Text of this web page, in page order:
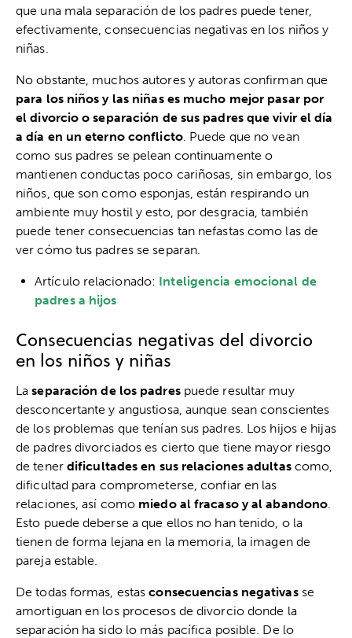
que una mala separación de los padres puede tener,
efectivamente, consecuencias negativas en los niños y
niñas.
No obstante, muchos autores y autoras confirman que
para los niños y las niñas es mucho mejor pasar por
el divorcio o separación de sus padres que vivir el día
a día en un eterno conflicto. Puede que no vean
como sus padres se pelean continuamente o
mantienen conductas poco cariñosas, sin embargo, los
niños, que son como esponjas, están respirando un
ambiente muy hostil y esto, por desgracia, también
puede tener consecuencias tan nefastas como las de
ver cómo tus padres se separan.
Artículo relacionado: Inteligencia emocional de
padres a hijos
Consecuencias negativas del divorcio
en los niños y niñas
Laseparación de los padrespuede resultar muy
desconcertante y angustiosa, aunque sean conscientes
de los problemas que tenían sus padres. Los hijos e hijas
de padres divorciados es cierto que tiene mayor riesgo
de tener dificultades en sus relaciones adultascomo,
dificultad para comprometerse, confiar en las
relaciones, así como miedo al fracaso y al abandono.
Esto puede deberse a que ellos no han tenido, o la
tienen de forma lejana en la memoria, la imagen de
pareja estable.
De todas formas, estasconsecuencias negativasse
amortiguan en los procesos de divorcio donde la
separación ha sido lo más pacífica posible. De lo